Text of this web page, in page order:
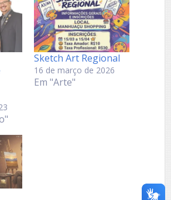
Sketch Art Regional
16 de março de 2026
Em "Arte"